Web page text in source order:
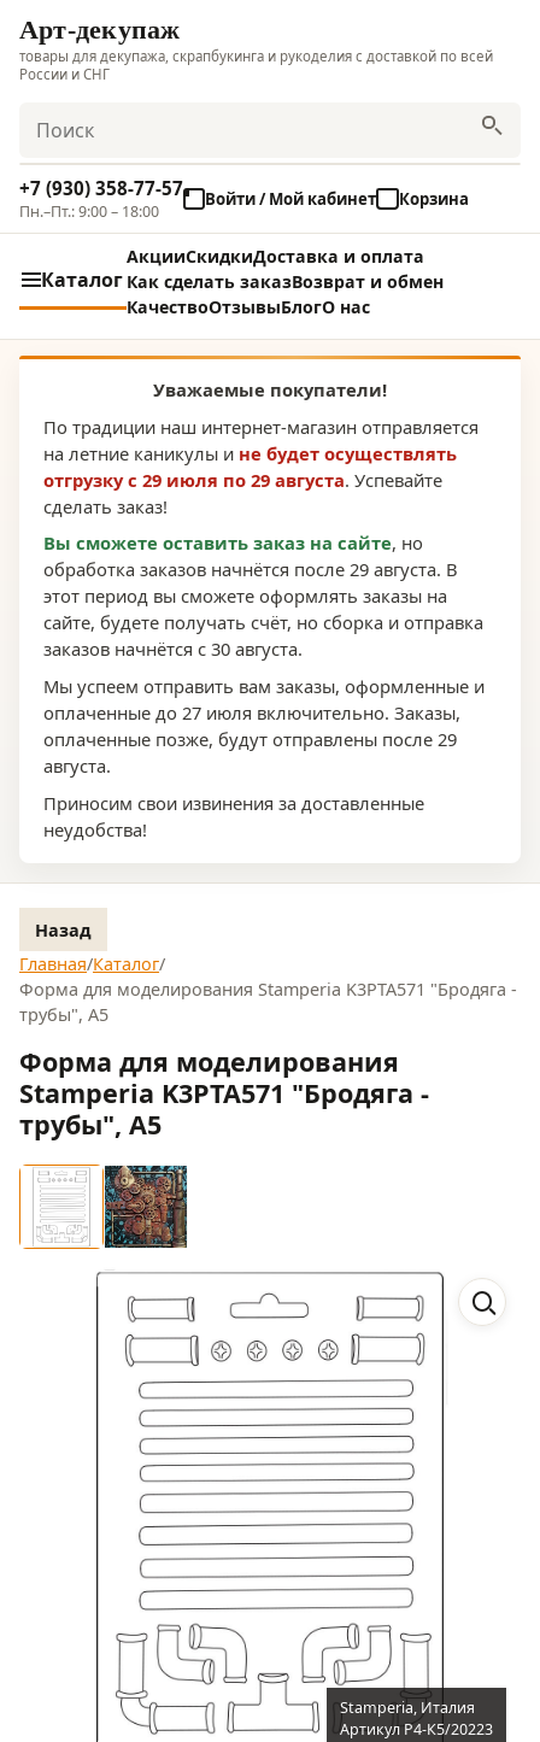
Арт-декупаж
товары для декупажа, скрапбукинга и рукоделия с доставкой по всей
России и СНГ
+7 (930) 358-77-57
Пн.–Пт.: 9:00 – 18:00
Войти / Мой кабинет Корзина
Каталог
АкцииСкидкиДоставка и оплата
Как сделать заказВозврат и обмен
КачествоОтзывыБлогО нас
Уважаемые покупатели!
По традиции наш интернет-магазин отправляется
на летние каникулы и не будет осуществлять
отгрузку с 29 июля по 29 августа. Успевайте
сделать заказ!
Вы сможете оставить заказ на сайте, но
обработка заказов начнётся после 29 августа. В
этот период вы сможете оформлять заказы на
сайте, будете получать счёт, но сборка и отправка
заказов начнётся с 30 августа.
Мы успеем отправить вам заказы, оформленные и
оплаченные до 27 июля включительно. Заказы,
оплаченные позже, будут отправлены после 29
августа.
Приносим свои извинения за доставленные
неудобства!
Назад
Главная/Каталог/
Форма для моделирования Stamperia K3PTA571 "Бродяга -
трубы", А5
Форма для моделирования
Stamperia K3PTA571 "Бродяга -
трубы", А5
Stamperia, Италия
Артикул Р4-К5/20223